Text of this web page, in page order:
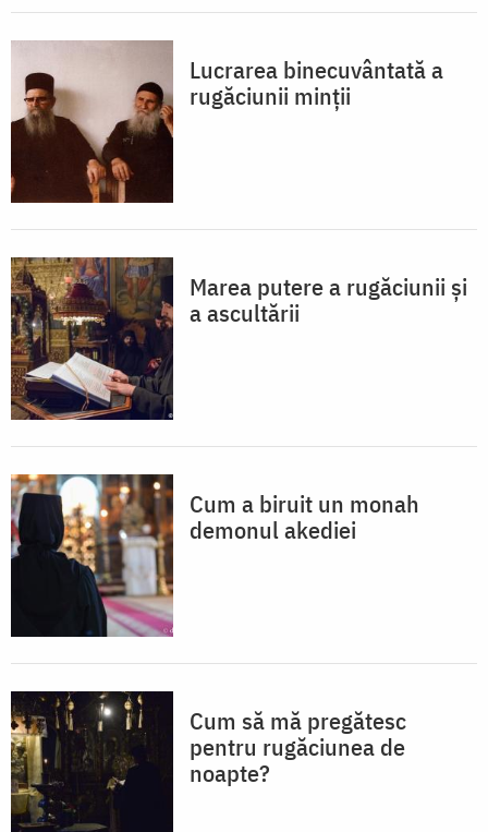
Lucrarea binecuvân­tată a
rugăciunii minții
Marea putere a rugăciunii și
a ascultării
Cum a biruit un monah
demonul akediei
Cum să mă pregătesc
pentru rugăciunea de
noapte?